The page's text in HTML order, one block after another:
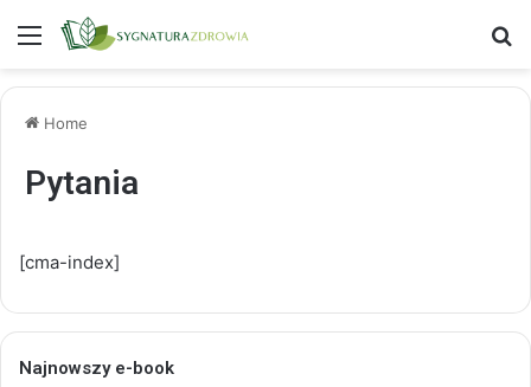
Menu
Home
Pytania
[cma-index]
Najnowszy e-book